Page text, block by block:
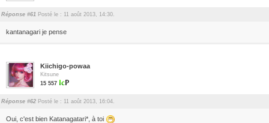
Réponse #61 Posté le : 11 août 2013, 14:30.
kantanagari je pense
Kiichigo-powaa
Kitsune
15 557
Réponse #62 Posté le : 11 août 2013, 16:04.
Oui, c'est bien Katanagatari*, à toi